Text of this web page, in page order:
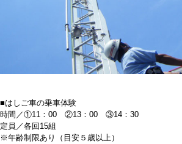
■はしご車の乗車体験
時間／①11：00 ②13：00 ③14：30
定員／各回15組
※年齢制限あり（目安５歳以上）